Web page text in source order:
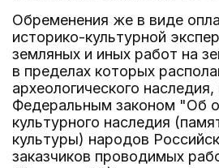
Обременения же в виде
историко-культурной
земляных и иных работ на
в пределах которых
археологического
Федеральным законом "Об
культурного наследия
культуры) народов
заказчиков проводимых